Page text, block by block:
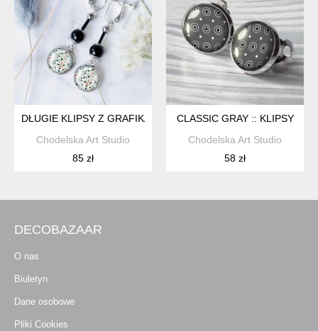
DŁUGIE KLIPSY Z GRAFIKAMI W SZKLE MODERN STONE
Chodelska Art Studio
85 zł
CLASSIC GRAY :: KLIPSY
Chodelska Art Studio
58 zł
DECOBAZAAR
O nas
Biuletyn
Dane osobowe
Pliki Cookies